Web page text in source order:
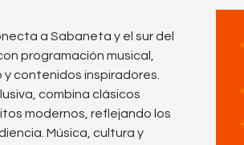
a Sabaneta y el sur del
programación musical,
contenidos inspiradores.
combina clásicos
modernos, reflejando los
Música, cultura y